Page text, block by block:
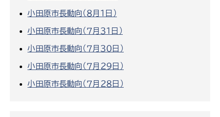
小田原市長動向（８月１日）
小田原市長動向（７月３１日）
小田原市長動向（７月３０日）
小田原市長動向（７月２９日）
小田原市長動向（７月２８日）